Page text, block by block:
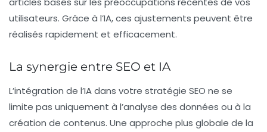
utilisateurs. Grâce à l’IA, ces ajustements peuvent être
réalisés rapidement et efficacement.
La synergie entre SEO et IA
L’intégration de l’IA dans votre stratégie SEO ne se
limite pas uniquement à l’analyse des données ou à la
création de contenus. Une approche plus globale de la